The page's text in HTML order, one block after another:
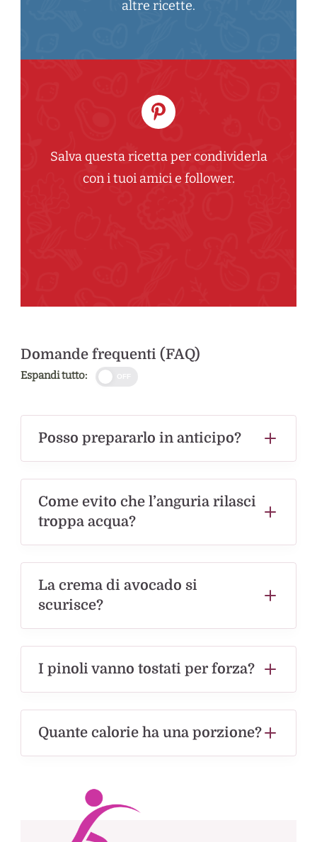
altre ricette.
Salva questa ricetta per condividerla
con i tuoi amici e follower.
Domande frequenti (FAQ)
Espandi tutto:
Posso prepararlo in anticipo?
Come evito che l’anguria rilasci
troppa acqua?
La crema di avocado si
scurisce?
I pinoli vanno tostati per forza?
Quante calorie ha una porzione?